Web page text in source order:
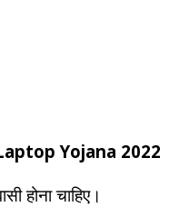
Yojana 2022
होना चाहिए।